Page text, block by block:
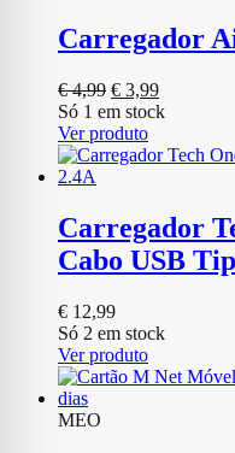
Carregador
€4,99 O
preço
original
era:
€ 3,99O
preço
é:
Só 1 em stock
Ver produto
Carregador
Cabo USB
€ 12,99
Só 2 em stock
Ver produto
MEO